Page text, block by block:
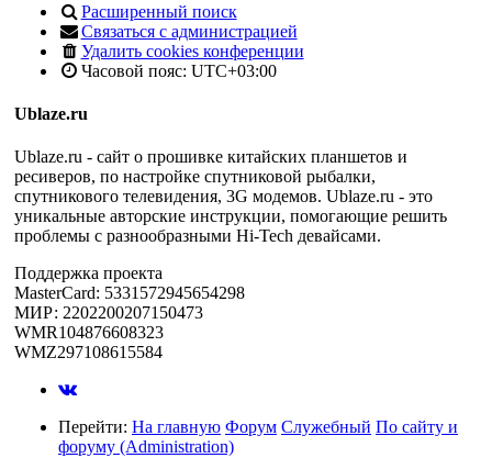
Расширенный поиск
Связаться с администрацией
Удалить cookies конференции
Часовой пояс: UTC+03:00
Ublaze.ru
Ublaze.ru - сайт о прошивке китайских планшетов и
ресиверов, по настройке спутниковой рыбалки,
спутникового телевидения, 3G модемов. Ublaze.ru - это
уникальные авторские инструкции, помогающие решить
проблемы с разнообразными Hi-Tech девайсами.
Поддержка проекта
MasterCard: 5331572945654298
МИР: 2202200207150473
WMR104876608323
WMZ297108615584
Перейти: На главную Форум Служебный По сайту и
форуму (Administration)